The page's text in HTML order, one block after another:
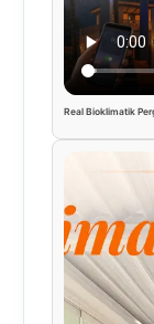
Real Bioklimatik